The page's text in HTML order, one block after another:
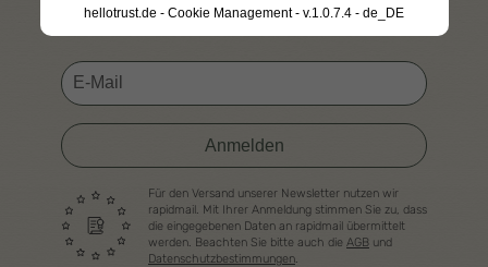
regelmäßig per E-Mail!
Anmelden
Für den Versand unserer Newsletter nutzen wir
rapidmail. Mit Ihrer Anmeldung stimmen Sie zu, dass
die eingegebenen Daten an rapidmail übermittelt
werden. Beachten Sie bitte auch die AGB und
Datenschutzbestimmungen.
hellotrust.de - Cookie Management - v.1.0.7.4 - de_DE